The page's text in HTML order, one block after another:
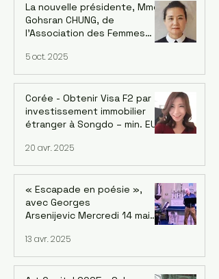
La nouvelle présidente, Mme
Gohsran CHUNG, de
l’Association des Femmes
Coréennes en France (AFCF-
Kowin France) inaugure un
forum sur le leadership
féminin et la Symphonie le 18
octobre à Saint-Mandé
5 oct. 2025
Corée - Obtenir Visa F2 par
investissement immobilier
étranger à Songdo – min. EUR
marché
20 avr. 2025
« Escapade en poésie »,
avec Georges
Arsenijevic Mercredi 14 mai
Georges Arsenijevic
Intermèdes musicaux / chant
et guitare : Bané
13 avr. 2025